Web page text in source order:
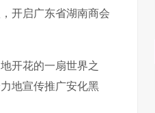
开启广东省湖南商会
开花的一扇世界之
地宣传推广安化黑